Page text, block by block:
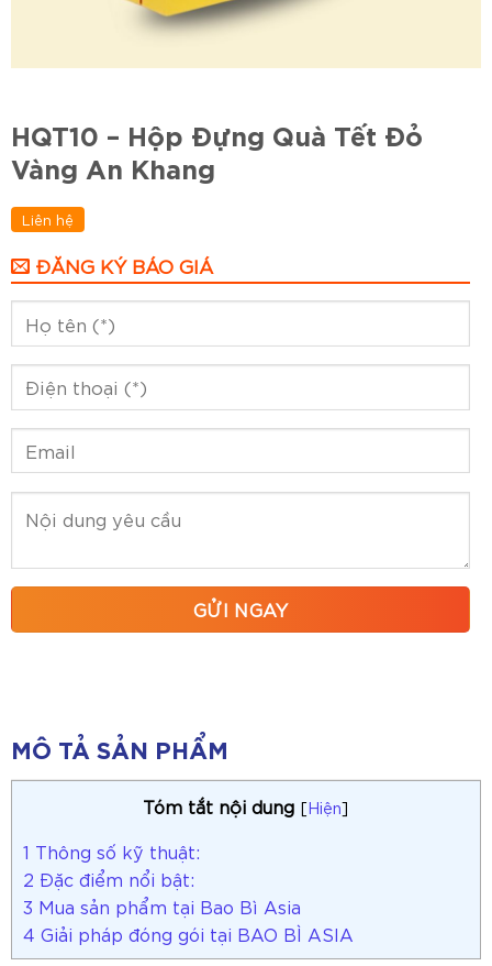
HQT10 – Hộp Đựng Quà Tết Đỏ
Vàng An Khang
Liên hệ
ĐĂNG KÝ BÁO GIÁ
MÔ TẢ SẢN PHẨM
Tóm tắt nội dung [Hiện]
1 Thông số kỹ thuật:
2 Đặc điểm nổi bật:
3 Mua sản phẩm tại Bao Bì Asia
4 Giải pháp đóng gói tại BAO BÌ ASIA